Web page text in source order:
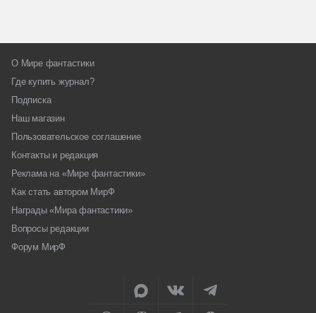
О Мире фантастики
Где купить журнал?
Подписка
Наш магазин
Пользовательское соглашение
Контакты и редакция
Реклама на «Мире фантастики»
Как стать автором МирФ
Награды «Мира фантастики»
Вопросы редакции
Форум МирФ